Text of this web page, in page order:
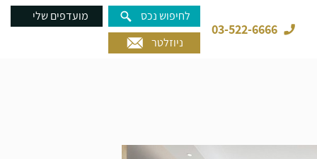
03-522-6666
לחיפוש נכס
מועדפים שלי
ניוזלטר